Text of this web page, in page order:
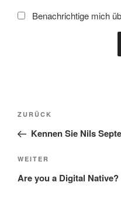
Benachrichtige mich
Beitragsnavigation
Vorheriger
Beitrag
ZURÜCK
Kennen Sie Nils
Nächster
Beitrag
WEITER
Are you a Digital Native?